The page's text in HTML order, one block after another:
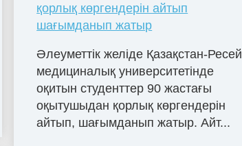
қорлық көргендерін айтып
шағымданып жатыр
Әлеуметтік желіде Қазақстан-Ресей
медициналық университетінде
оқитын студенттер 90 жастағы
оқытушыдан қорлық көргендерін
айтып, шағымданып жатыр. Айт...